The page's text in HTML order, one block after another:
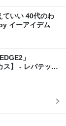
ていい 40代のわ
イーアイデム
」
ス】 - レバテック